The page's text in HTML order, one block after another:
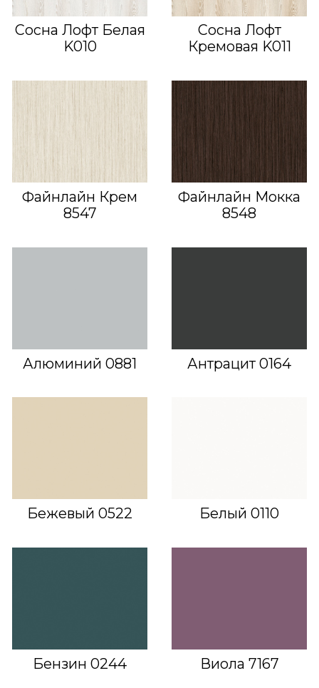
Сосна Лофт Белая
K010
Сосна Лофт
Кремовая K011
Файнлайн Крем
8547
Файнлайн Мокка
8548
Алюминий 0881 Антрацит 0164
Бежевый 0522 Белый 0110
Бензин 0244 Виола 7167